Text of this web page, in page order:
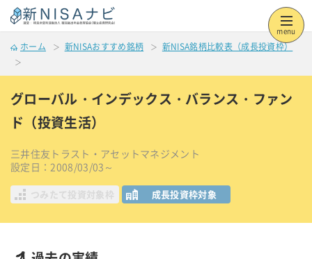
menu
ホーム 新NISAおすすめ銘柄 新NISA銘柄比較表（成長投資枠）
グローバル・インデックス・バランス・ファン
ド（投資生活）
三井住友トラスト・アセットマネジメント
設定日：2008/03/03～
つみたて投資対象枠 成長投資枠対象